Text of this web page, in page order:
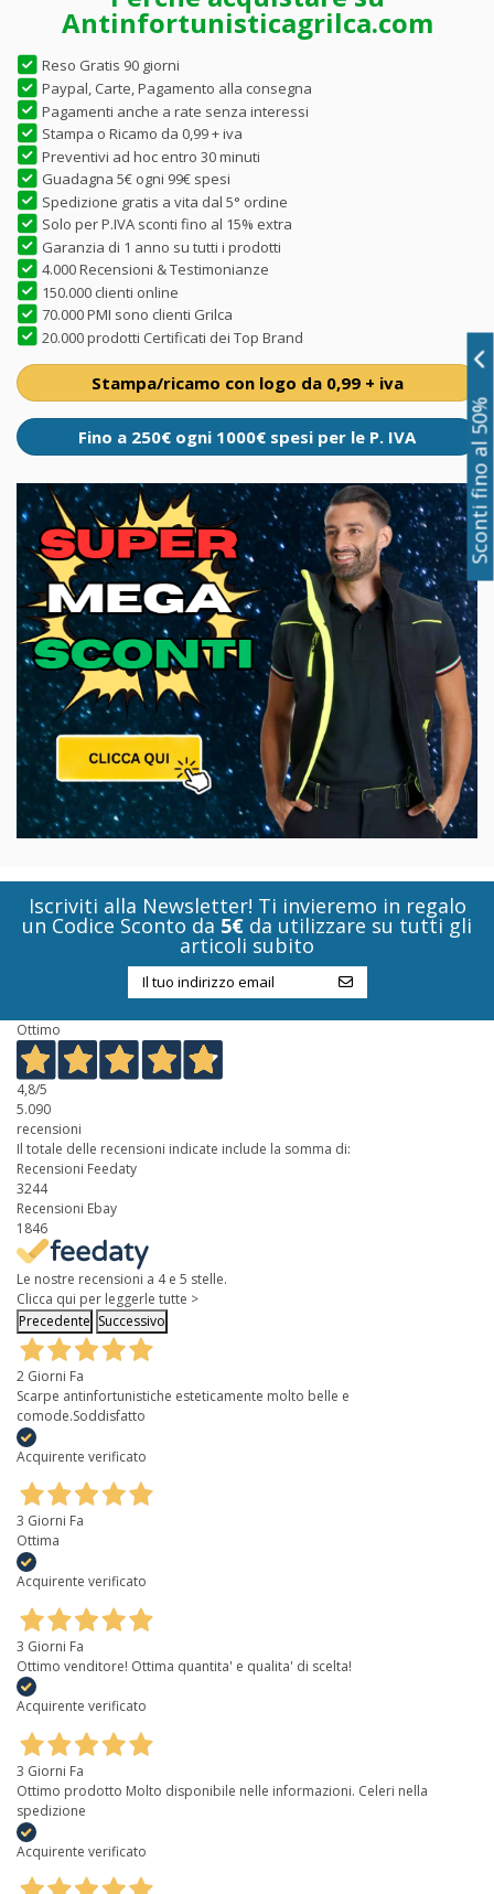
Antinfortunisticagrilca.com
Reso Gratis 90 giorni
Paypal, Carte, Pagamento alla consegna
Pagamenti anche a rate senza interessi
Stampa o Ricamo da 0,99 + iva
Preventivi ad hoc entro 30 minuti
Guadagna 5€ ogni 99€ spesi
Spedizione gratis a vita dal 5° ordine
Solo per P.IVA sconti fino al 15% extra
Garanzia di 1 anno su tutti i prodotti
4.000 Recensioni & Testimonianze
150.000 clienti online
70.000 PMI sono clienti Grilca
20.000 prodotti Certificati dei Top Brand
Stampa/ricamo con logo da 0,99 + iva
Fino a 250€ ogni 1000€ spesi per le P. IVA
Iscriviti alla Newsletter! Ti invieremo in regalo
un Codice Sconto da 5€ da utilizzare su tutti gli
articoli subito
Ottimo
4,8/5
5.090
recensioni
Il totale delle recensioni indicate include la somma di:
Recensioni Feedaty
3244
Recensioni Ebay
1846
Le nostre recensioni a 4 e 5 stelle.
Clicca qui per leggerle tutte >
Precedente Successivo
2 Giorni Fa
Scarpe antinfortunistiche esteticamente molto belle e
comode.Soddisfatto
Acquirente verificato
3 Giorni Fa
Ottima
Acquirente verificato
3 Giorni Fa
Ottimo venditore! Ottima quantita' e qualita' di scelta!
Acquirente verificato
3 Giorni Fa
Ottimo prodotto Molto disponibile nelle informazioni. Celeri nella
spedizione
Acquirente verificato
Sconti fino al 50%